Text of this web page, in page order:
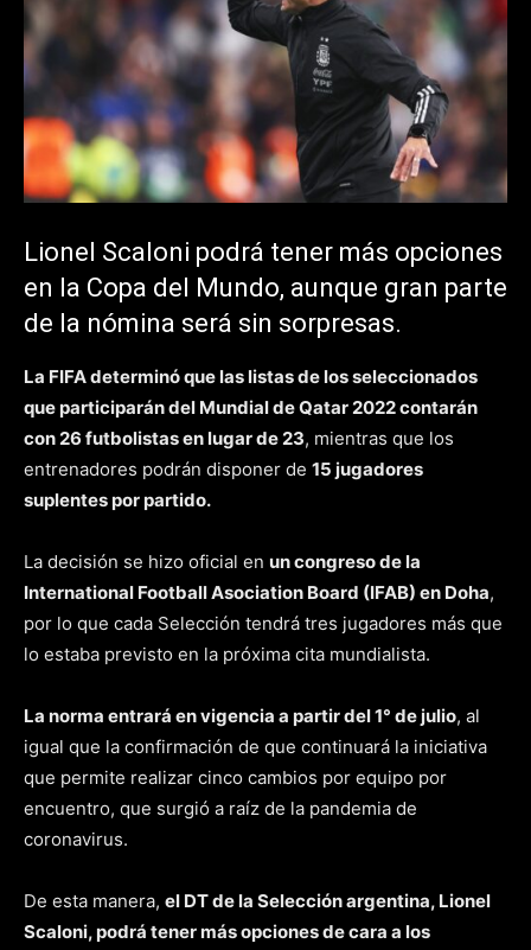
Lionel Scaloni podrá tener más opciones
en la Copa del Mundo, aunque gran parte
de la nómina será sin sorpresas.
La FIFA determinó que las listas de los seleccionados
que participarán del Mundial de Qatar 2022 contarán
con 26 futbolistas en lugar de 23, mientras que los
entrenadores podrán disponer de 15 jugadores
suplentes por partido.
La decisión se hizo oficial en un congreso de la
International Football Asociation Board (IFAB) en Doha,
por lo que cada Selección tendrá tres jugadores más que
lo estaba previsto en la próxima cita mundialista.
La norma entrará en vigencia a partir del 1° de julio, al
igual que la confirmación de que continuará la iniciativa
que permite realizar cinco cambios por equipo por
encuentro, que surgió a raíz de la pandemia de
coronavirus.
De esta manera, el DT de la Selección argentina, Lionel
Scaloni, podrá tener más opciones de cara a los